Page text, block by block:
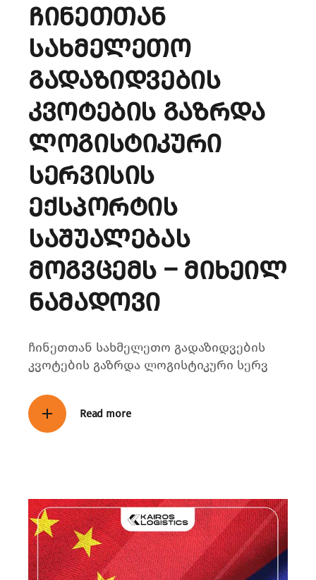
ჩინეთთან
სახმელეთო
გადაზიდვების
კვოტების გაზრდა
ლოგისტიკური
სერვისის
ექსპორტის
საშუალებას
მოგვცემს – მიხეილ
ნამადოვი
ჩინეთთან სახმელეთო გადაზიდვების
კვოტების გაზრდა ლოგისტიკური სერვ
Read more